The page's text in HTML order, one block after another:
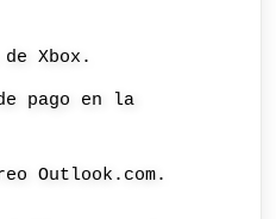
Xbox.
pago en la
Outlook.com.